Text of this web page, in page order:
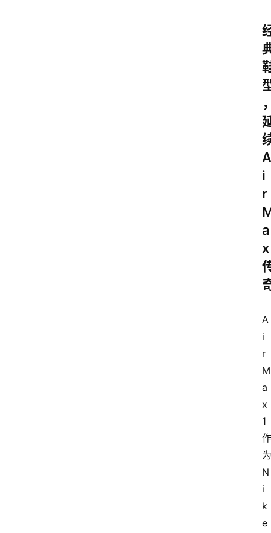
A
i
r
a
x
A
i
r
M
a
x
1
作
为
N
i
k
e